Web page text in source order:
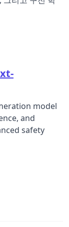
model
and
safety